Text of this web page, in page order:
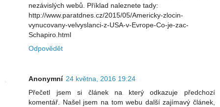
nezávislých webů. Příklad naleznete tady:
http://www.paratdnes.cz/2015/05/Americky-zlocin-
vynucovany-velvyslanci-z-USA-v-Evrope-Co-je-zac-
Schapiro.html
Odpovědět
Anonymní 24 května, 2016 19:24
Přečetl jsem si článek na který odkazuje předchozí
komentář. Našel jsem na tom webu další zajímavý článek,